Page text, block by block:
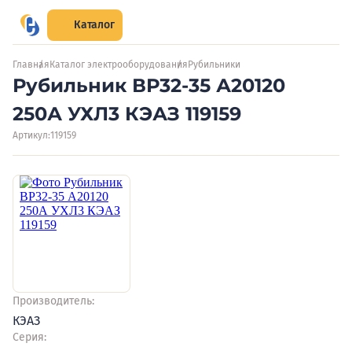
Каталог
Главная Каталог электрооборудования Рубильники
Рубильник ВР32-35 А20120
250А УХЛ3 КЭАЗ 119159
Артикул:119159
Производитель:
КЭАЗ
Серия: